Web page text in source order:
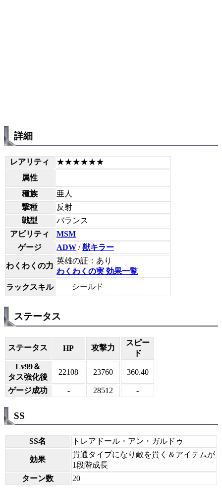
詳細
レアリティ
★★★★★★
属性
種族
亜人
撃種
反射
戦型
バランス
アビリティ
MSM
ゲージ
ADW /獣キラー
わくわくの力
英雄の証：あり
わくわくの実 効果一覧
ラックスキル
シールド
ステータス
ステータス HP 攻撃力
スピー
ド
Lv99＆
タス強化後
22108 23760 360.40
ゲージ成功 - 28512 -
SS
SS名 トレアドール・アン・ガルドゥ
効果
貫通タイプになり敵を貫く＆アイテムが
1段階成長
ターン数
20